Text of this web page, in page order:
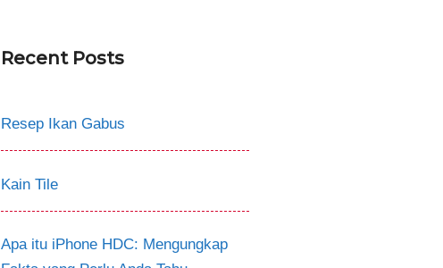
Recent Posts
Resep Ikan Gabus
Kain Tile
Apa itu iPhone HDC: Mengungkap